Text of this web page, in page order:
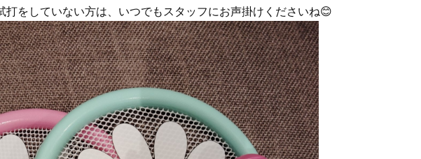
打をしていない方は、いつでもスタッフにお声掛けくださいね😊